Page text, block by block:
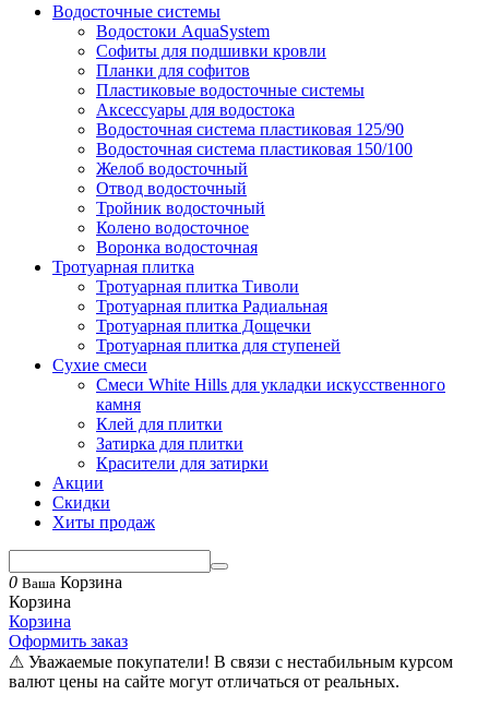
Водосточные системы
Водостоки AquaSystem
Софиты для подшивки кровли
Планки для софитов
Пластиковые водосточные системы
Аксессуары для водостока
Водосточная система пластиковая 125/90
Водосточная система пластиковая 150/100
Желоб водосточный
Отвод водосточный
Тройник водосточный
Колено водосточное
Воронка водосточная
Тротуарная плитка
Тротуарная плитка Тиволи
Тротуарная плитка Радиальная
Тротуарная плитка Дощечки
Тротуарная плитка для ступеней
Сухие смеси
Смеси White Hills для укладки искусственного
камня
Клей для плитки
Затирка для плитки
Красители для затирки
Акции
Скидки
Хиты продаж
0 Ваша Корзина
Корзина
Корзина
Оформить заказ
⚠ Уважаемые покупатели! В связи с нестабильным курсом
валют цены на сайте могут отличаться от реальных.